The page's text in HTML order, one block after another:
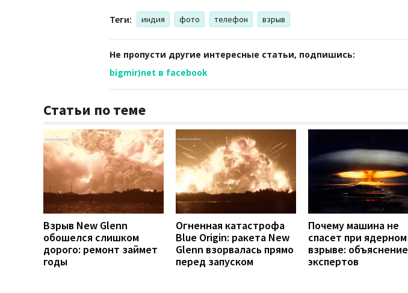
Теги: индия фото телефон взрыв
Не пропусти другие интересные статьи, подпишись:
bigmir)net в facebook
Статьи по теме
Взрыв New Glenn
обошелся слишком
дорого: ремонт займет
годы
Огненная катастрофа
Blue Origin: ракета New
Glenn взорвалась прямо
перед запуском
Почему машина не
спасет при ядерном
взрыве: объяснение
экспертов